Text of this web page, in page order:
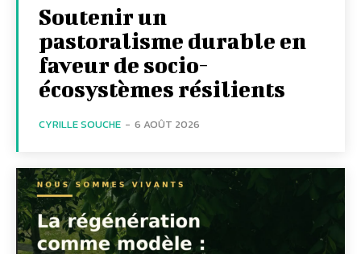
Soutenir un
pastoralisme durable en
faveur de socio-
écosystèmes résilients
CYRILLE SOUCHE - 6 AOÛT 2026